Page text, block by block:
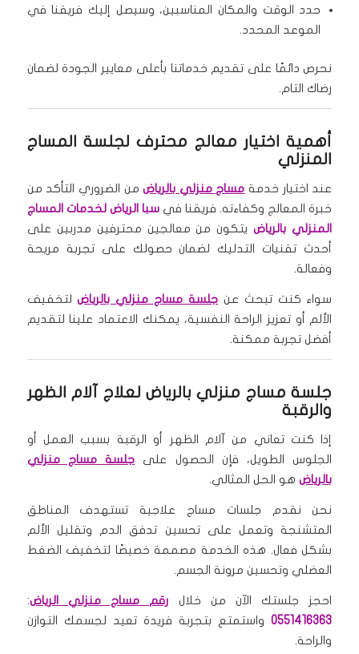
حدد الوقت والمكان المناسبين، وسيصل إليك فريقنا في
الموعد المحدد.
نحرص دائمًا على تقديم خدماتنا بأعلى معايير الجودة لضمان
رضاك التام.
أهمية اختيار معالج محترف لجلسة المساج
المنزلي
عند اختيار خدمة مساج منزلي بالرياضمن الضروري التأكد من
خبرة المعالج وكفاءته. فريقنا فيسبا الرياض لخدمات المساج
المنزلي بالرياضيتكون من معالجين محترفين مدربين على
أحدث تقنيات التدليك لضمان حصولك على تجربة مريحة
وفعالة.
سواء كنت تبحث عن جلسة مساج منزلي بالرياضلتخفيف
الألم أو تعزيز الراحة النفسية، يمكنك الاعتماد علينا لتقديم
أفضل تجربة ممكنة.
جلسة مساج منزلي بالرياض لعلاج آلام الظهر
والرقبة
إذا كنت تعاني من آلام الظهر أو الرقبة بسبب العمل أو
الجلوس الطويل، فإن الحصول على جلسة مساج منزلي
بالرياضهو الحل المثالي.
نحن نقدم جلسات مساج علاجية تستهدف المناطق
المتشنجة وتعمل على تحسين تدفق الدم وتقليل الألم
بشكل فعال. هذه الخدمة مصممة خصيصًا لتخفيف الضغط
العضلي وتحسين مرونة الجسم.
احجز جلستك الآن من خلال رقم مساج منزلي الرياض:
0551416363واستمتع بتجربة فريدة تعيد لجسمك التوازن
والراحة.